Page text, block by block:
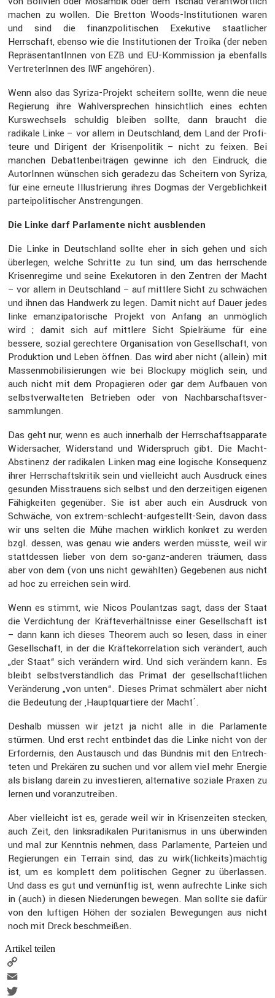
machen zu wollen. Die Bretton Woods-Insti­tu­tionen waren
und sind die finanz­po­li­ti­schen Exeku­tive staat­li­cher
Herrschaft, ebenso wie die Insti­tu­tionen der Troika (der neben
Reprä­sen­tan­tInnen vonEZB und EU-Kommis­sion ja ebenfalls
Vertre­te­rInnen des IWF angehören).
Wenn also das Syriza-Projekt schei­tern sollte, wenn die neue
Regie­rung ihre Wahlver­spre­chen hinsicht­lich eines echten
Kurswech­sels schuldig bleiben sollte, dann braucht die
radikale Linke – vor allem in Deutsch­land, dem Land der Profi­
teure und Dirigent der Krisen­po­litik – nicht zu feixen. Bei
manchen Debat­ten­bei­trägen gewinne ich den Eindruck, die
AutorInnen wünschen sich geradezu das Schei­tern von Syriza,
für eine erneute Illus­trie­rung ihres Dogmas der Vergeb­lich­keit
partei­po­li­ti­scher Anstren­gungen.
Die Linke darf Parla­mente nicht ausblenden
Die Linke in Deutsch­land sollte eher in sich gehen und sich
überlegen, welche Schritte zu tun sind, um das herrschende
Krisen­re­gime und seine Exeku­toren in den Zentren der Macht
– vor allem in Deutsch­land – auf mittlere Sicht zu schwä­chen
und ihnen das Handwerk zu legen. Damit nicht auf Dauer jedes
linke emanzi­pa­to­ri­sche Projekt von Anfang an unmög­lich
wird ; damit sich auf mittlere Sicht Spiel­räume für eine
bessere, sozial gerech­tere Organi­sa­tion von Gesell­schaft, von
Produk­tion und Leben öffnen. Das wird aber nicht (allein) mit
Massen­mo­bi­li­sie­rungen wie bei Blockupy möglich sein, und
auch nicht mit dem Propa­gieren oder gar dem Aufbauen von
selbst­ver­wal­teten Betrieben oder von Nachbar­schafts­ver­
samm­lungen.
Das geht nur, wenn es auch inner­halb der Herrschafts­ap­pa­rate
Wider­sa­cher, Wider­stand und Wider­spruch gibt. Die Macht-
Absti­nenz der radikalen Linken mag eine logische Konse­quenz
ihrer Herrschafts­kritik sein und vielleicht auch Ausdruck eines
gesunden Misstrauens sich selbst und den derzei­tigen eigenen
Fähig­keiten gegen­über. Sie ist aber auch ein Ausdruck von
Schwäche, von extrem-schlecht-aufge­stellt-Sein, davon dass
wir uns selten die Mühe machen wirklich konkret zu werden
bzgl. dessen, was genau wie anders werden müsste, weil wir
statt­dessen lieber von dem so-ganz-anderen träumen, dass
aber von dem (von uns nicht gewählten) Gegebenen aus nicht
ad hoc zu errei­chen sein wird.
Wenn es stimmt, wie Nicos Poulantzas sagt, dass der Staat
die Verdich­tung der Kräfte­ver­hält­nisse einer Gesell­schaft ist
– dann kann ich dieses Theorem auch so lesen, dass in einer
Gesell­schaft, in der die Kräfte­kor­re­la­tion sich verän­dert, auch
„der Staat“ sich verän­dern wird. Und sich verän­dern kann. Es
bleibt selbst­ver­ständ­lich das Primat der gesell­schaft­li­chen
Verän­de­rung „von unten“. Dieses Primat schmä­lert aber nicht
die Bedeu­tung der ‚Haupt­quar­tiere der Macht´.
Deshalb müssen wir jetzt ja nicht alle in die Parla­mente
stürmen. Und erst recht entbindet das die Linke nicht von der
Erfor­dernis, den Austausch und das Bündnis mit den Entrech­
teten und Prekären zu suchen und vor allem viel mehr Energie
als bislang darein zu inves­tieren, alter­na­tive soziale Praxen zu
lernen und voran­zu­treiben.
Aber vielleicht ist es, gerade weil wir in Krisen­zeiten stecken,
auch Zeit, den links­ra­di­kalen Purita­nismus in uns überwinden
und mal zur Kenntnis nehmen, dass Parla­mente, Parteien und
Regie­rungen ein Terrain sind, das zu wirk(lichkeits)mächtig
ist, um es komplett dem politi­schen Gegner zu überlassen.
Und dass es gut und vernünftig ist, wenn aufrechte Linke sich
in (auch) in diesen Niede­rungen bewegen. Man sollte sie dafür
von den luftigen Höhen der sozialen Bewegungen aus nicht
noch mit Dreck beschmeißen.
Artikel teilen
Copy
Link
Email